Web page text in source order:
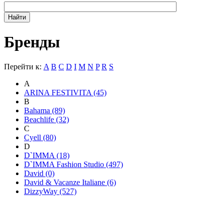
Бренды
Перейти к: A B C D I M N P R S
A
ARINA FESTIVITA (45)
B
Bahama (89)
Beachlife (32)
C
Cyell (80)
D
D`IMMA (18)
D`IMMA Fashion Studio (497)
David (0)
David & Vacanze Italiane (6)
DizzyWay (527)